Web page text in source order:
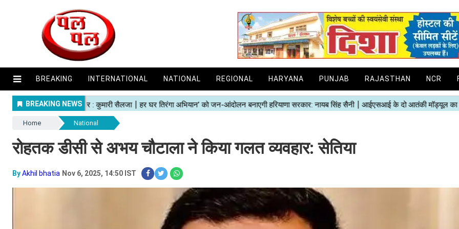
BREAKING INTERNATIONAL NATIONAL REGIONAL HARYANA PUNJAB RAJASTHAN NCR
Home National
रोहतक डीसी से अभय चौटाला ने किया गलत व्यवहार: सेतिया
ByAkhil bhatia Nov 6, 2025, 14:50 IST